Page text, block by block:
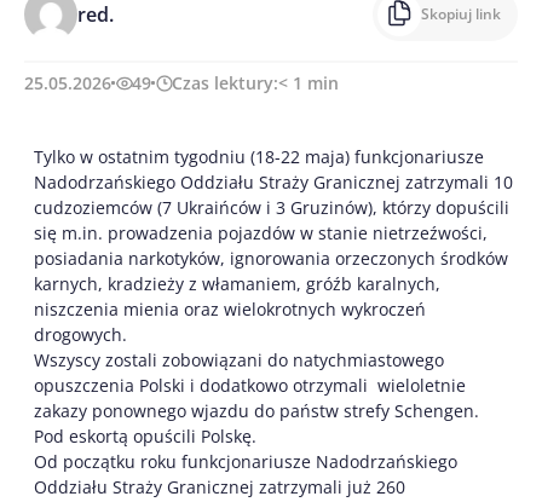
red. Skopiuj link
25.05.2026 49 Czas lektury:< 1 min
Tylko w ostatnim tygodniu (18-22 maja) funkcjonariusze
Nadodrzańskiego Oddziału Straży Granicznej zatrzymali 10
cudzoziemców (7 Ukraińców i 3 Gruzinów), którzy dopuścili
się m.in. prowadzenia pojazdów w stanie nietrzeźwości,
posiadania narkotyków, ignorowania orzeczonych środków
karnych, kradzieży z włamaniem, gróźb karalnych,
niszczenia mienia oraz wielokrotnych wykroczeń
drogowych.
Wszyscy zostali zobowiązani do natychmiastowego
opuszczenia Polski i dodatkowo otrzymali wieloletnie
zakazy ponownego wjazdu do państw strefy Schengen.
Pod eskortą opuścili Polskę.
Od początku roku funkcjonariusze Nadodrzańskiego
Oddziału Straży Granicznej zatrzymali już 260